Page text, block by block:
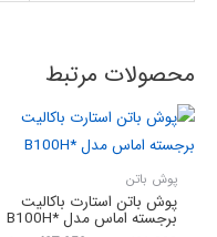
محصولات مرتبط
پوش باتن
پوش باتن استارت باکالیت
برجسته اماس مدل *B100H